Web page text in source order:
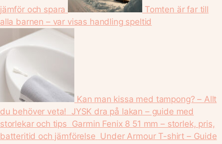
jämför och spara
Tomten är far till
alla barnen – var visas handling speltid
Kan man kissa med tampong? – Allt
du behöver veta!
JYSK dra på lakan – guide med
storlekar och tips Garmin Fenix 8 51 mm – storlek, pris,
batteritid och jämförelse Under Armour T-shirt – Guide